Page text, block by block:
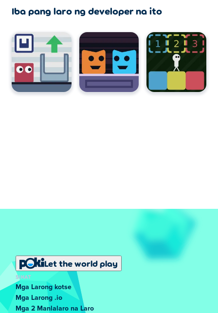
Iba pang laro ng developer na ito
Let the world play
SIKAT
Mga Larong kotse
Mga Larong .io
Mga 2 Manlalaro na Laro